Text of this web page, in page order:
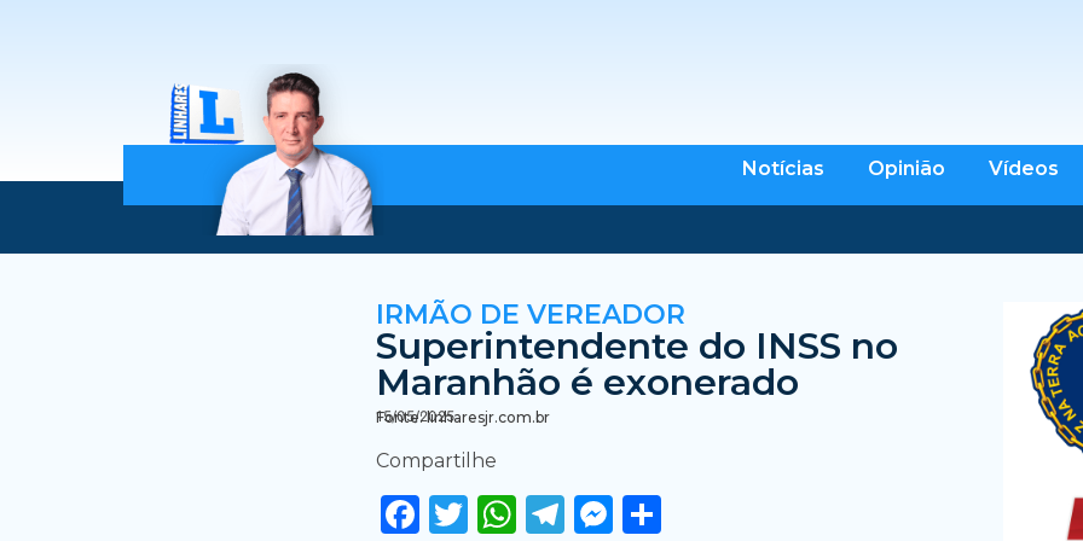
Notícias Opinião Vídeos
IRMÃO DE VEREADOR
Superintendente do INSS no
Maranhão é exonerado
Fonte: linharesjr.com.br
15/05/2025
Compartilhe
Facebook
Twitter
WhatsApp
Telegram
Messenger